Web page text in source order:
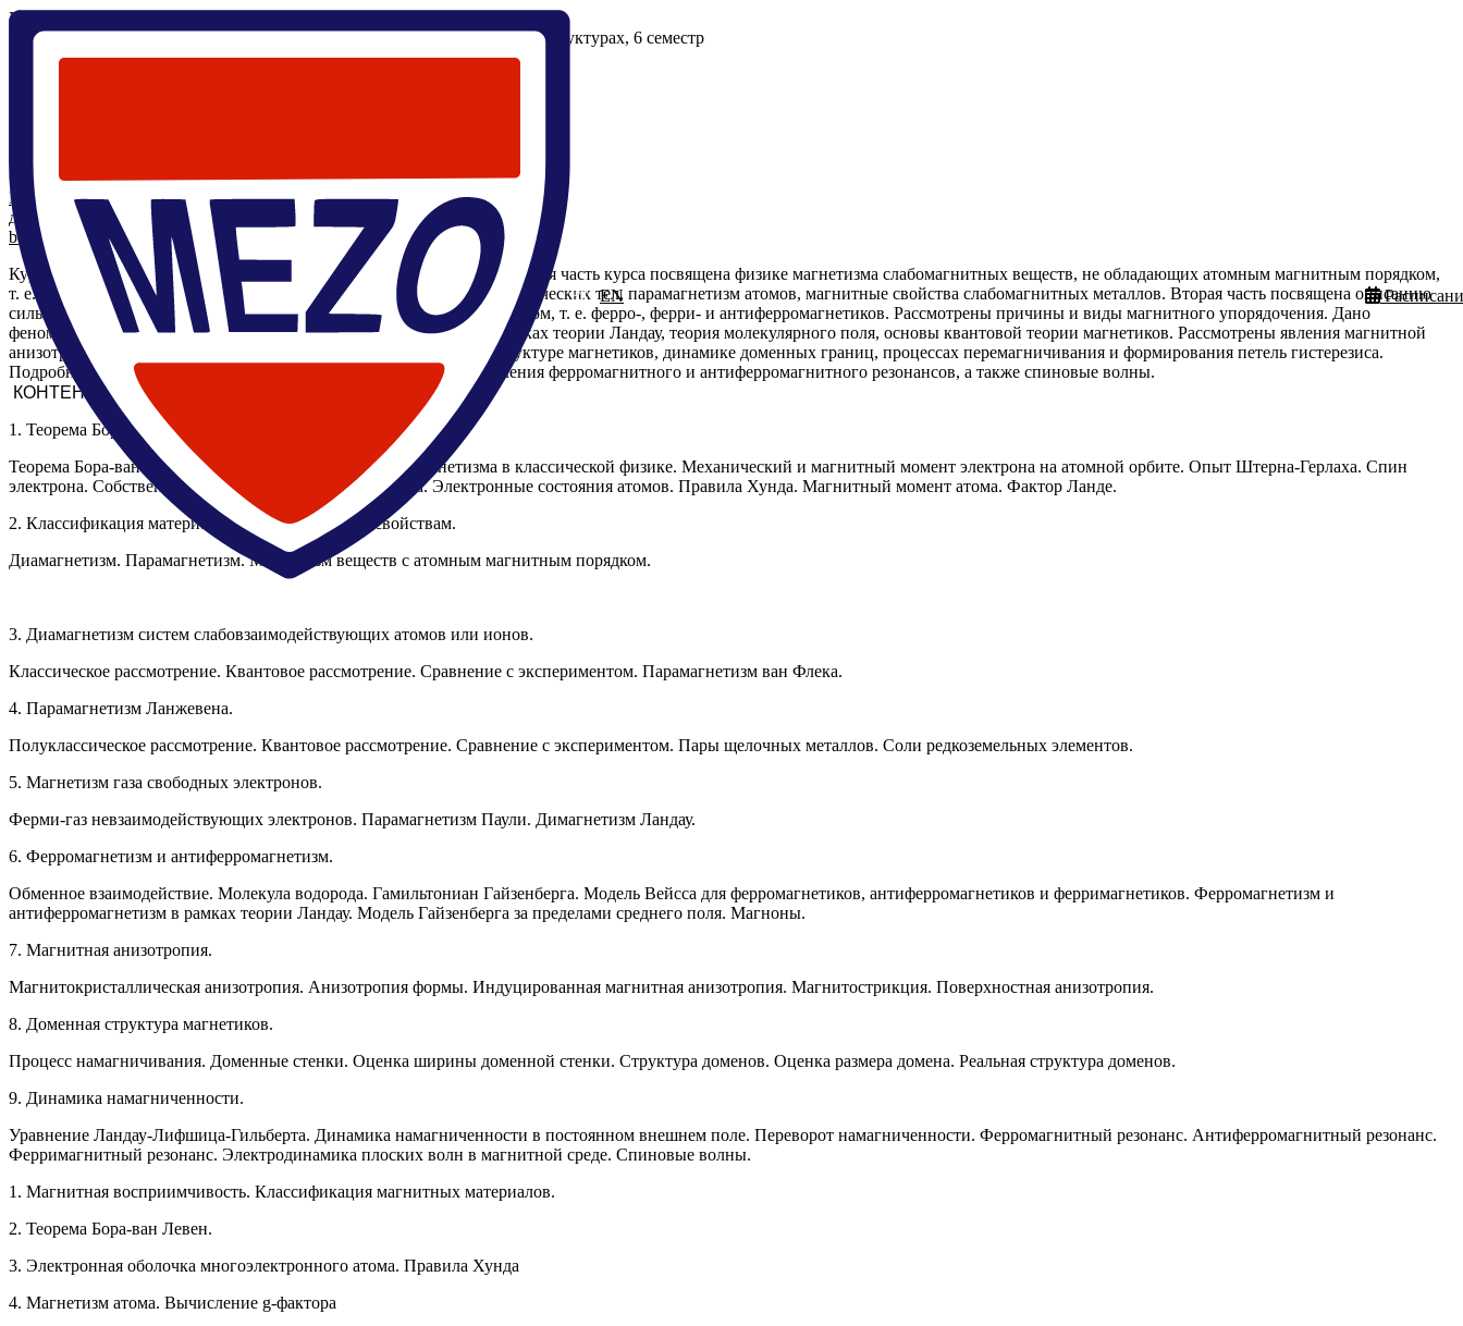
RU EN
Главная
Мезоскопические квантовые явления в функциональных микро и наноструктурах, 6 семестр
Курс дает студентам базовые знания физики магнитных явлений. Первая часть курса посвящена физике магнетизма слабомагнитных веществ, не обладающих атомным магнитным порядком,
т. е. диа- и парамагнетиков. Здесь рассмотрен диамагнетизм неметаллических тел, парамагнетизм атомов, магнитные свойства слабомагнитных металлов. Вторая часть посвящена описанию
сильномагнитных веществ, обладающих атомным магнитным порядком, т. е. ферро-, ферри- и антиферромагнетиков. Рассмотрены причины и виды магнитного упорядочения. Дано
феноменологическое описание ферро- и антиферромагнетиков в рамках теории Ландау, теория молекулярного поля, основы квантовой теории магнетиков. Рассмотрены явления магнитной
анизотропии и магнитострикции. Даются сведения о доменной структуре магнетиков, динамике доменных границ, процессах перемагничивания и формирования петель гистерезиса.
Подробно изучаются методы описания магнитной динамики и явления ферромагнитного и антиферромагнитного резонансов, а также спиновые волны.
1. Теорема Бора-ван Левен. Магнетизм атомов.
Теорема Бора-ван Левен об отсутствии равновесного магнетизма в классической физике. Механический и магнитный момент электрона на атомной орбите. Опыт Штерна-Герлаха. Спин
электрона. Собственный магнитный момент электрона. Электронные состояния атомов. Правила Хунда. Магнитный момент атома. Фактор Ланде.
2. Классификация материалов по их магнитным свойствам.
Диамагнетизм. Парамагнетизм. Магнетизм веществ с атомным магнитным порядком.
3. Диамагнетизм систем слабовзаимодействующих атомов или ионов.
Классическое рассмотрение. Квантовое рассмотрение. Сравнение с экспериментом. Парамагнетизм ван Флека.
4. Парамагнетизм Ланжевена.
Полуклассическое рассмотрение. Квантовое рассмотрение. Сравнение с экспериментом. Пары щелочных металлов. Соли редкоземельных элементов.
5. Магнетизм газа свободных электронов.
Ферми-газ невзаимодействующих электронов. Парамагнетизм Паули. Димагнетизм Ландау.
6. Ферромагнетизм и антиферромагнетизм.
Обменное взаимодействие. Молекула водорода. Гамильтониан Гайзенберга. Модель Вейсса для ферромагнетиков, антиферромагнетиков и ферримагнетиков. Ферромагнетизм и
антиферромагнетизм в рамках теории Ландау. Модель Гайзенберга за пределами среднего поля. Магноны.
7. Магнитная анизотропия.
Магнитокристаллическая анизотропия. Анизотропия формы. Индуцированная магнитная анизотропия. Магнитострикция. Поверхностная анизотропия.
8. Доменная структура магнетиков.
Процесс намагничивания. Доменные стенки. Оценка ширины доменной стенки. Структура доменов. Оценка размера домена. Реальная структура доменов.
9. Динамика намагниченности.
Уравнение Ландау-Лифшица-Гильберта. Динамика намагниченности в постоянном внешнем поле. Переворот намагниченности. Ферромагнитный резонанс. Антиферромагнитный резонанс.
Ферримагнитный резонанс. Электродинамика плоских волн в магнитной среде. Спиновые волны.
1. Магнитная восприимчивость. Классификация магнитных материалов.
2. Теорема Бора-ван Левен.
3. Электронная оболочка многоэлектронного атома. Правила Хунда
4. Магнетизм атома. Вычисление g-фактора
Ирина Бобкова Вячеславовна
д.ф.-м.н.
bobkova.iv@phystech.edu